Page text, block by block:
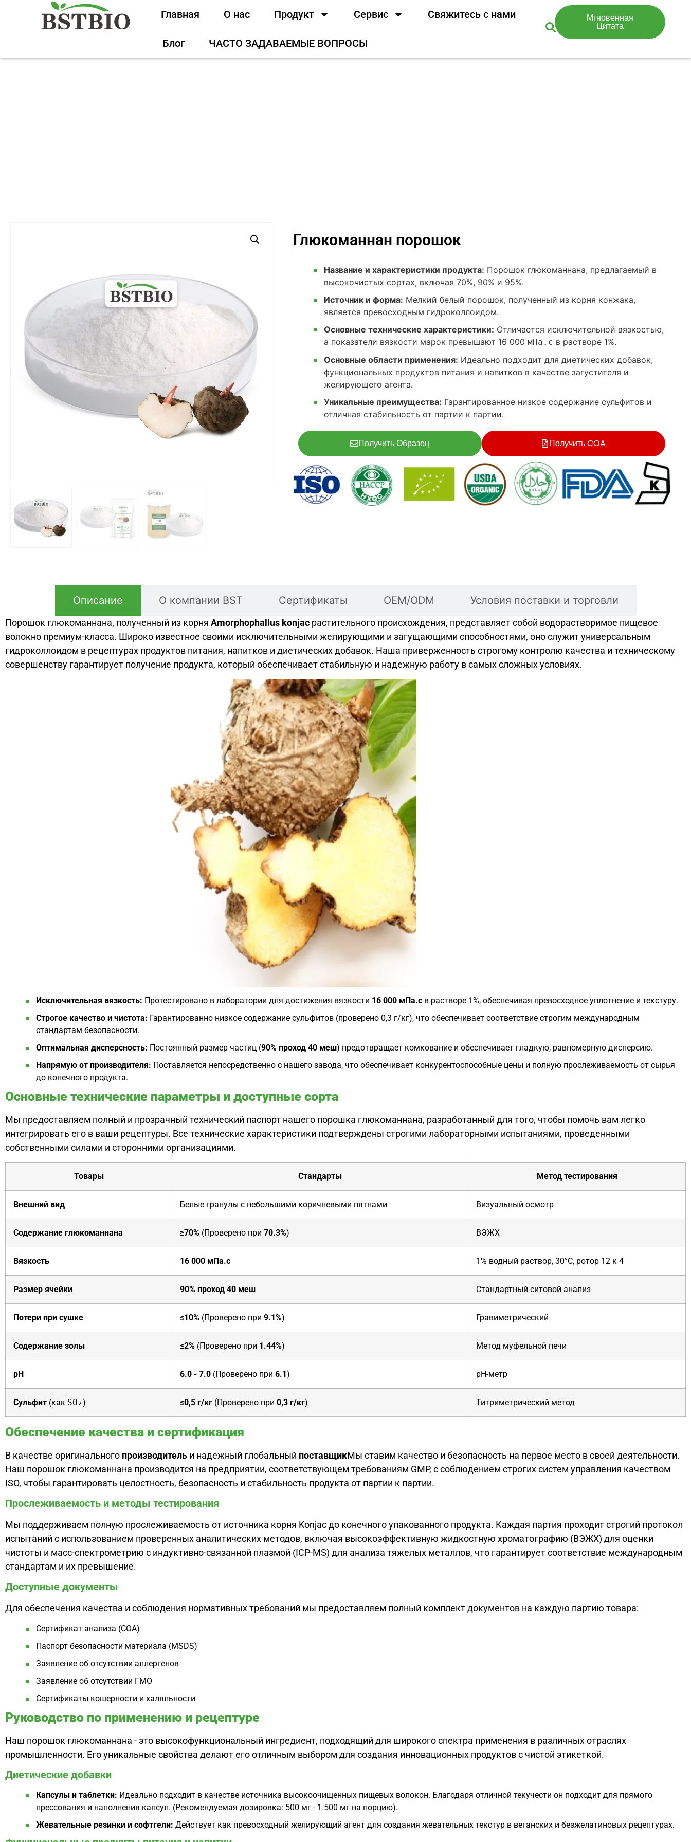
Главная О нас Продукт Сервис Свяжитесь с нами
Блог ЧАСТО ЗАДАВАЕМЫЕ ВОПРОСЫ
Мгновенная
Цитата
Глюкоманнан порошок
Название и характеристики продукта: Порошок глюкоманнана, предлагаемый в
высокочистых сортах, включая 70%, 90% и 95%.
Источник и форма: Мелкий белый порошок, полученный из корня конжака,
является превосходным гидроколлоидом.
Основные технические характеристики: Отличается исключительной вязкостью,
а показатели вязкости марок превышают 16 000 мПа.с в растворе 1%.
Основные области применения: Идеально подходит для диетических добавок,
функциональных продуктов питания и напитков в качестве загустителя и
желирующего агента.
Уникальные преимущества: Гарантированное низкое содержание сульфитов и
отличная стабильность от партии к партии.
Получить Образец Получить COA
Описание О компании BST Сертификаты OEM/ODM Условия поставки и торговли
Порошок глюкоманнана, полученный из корня Amorphophallus konjac растительного происхождения, представляет собой водорастворимое пищевое
волокно премиум-класса. Широко известное своими исключительными желирующими и загущающими способностями, оно служит универсальным
гидроколлоидом в рецептурах продуктов питания, напитков и диетических добавок. Наша приверженность строгому контролю качества и техническому
совершенству гарантирует получение продукта, который обеспечивает стабильную и надежную работу в самых сложных условиях.
Исключительная вязкость: Протестировано в лаборатории для достижения вязкости 16 000 мПа.с в растворе 1%, обеспечивая превосходное уплотнение и текстуру.
Строгое качество и чистота: Гарантированно низкое содержание сульфитов (проверено 0,3 г/кг), что обеспечивает соответствие строгим международным
стандартам безопасности.
Оптимальная дисперсность: Постоянный размер частиц (90% проход 40 меш) предотвращает комкование и обеспечивает гладкую, равномерную дисперсию.
Напрямую от производителя: Поставляется непосредственно с нашего завода, что обеспечивает конкурентоспособные цены и полную прослеживаемость от сырья
до конечного продукта.
Основные технические параметры и доступные сорта
Мы предоставляем полный и прозрачный технический паспорт нашего порошка глюкоманнана, разработанный для того, чтобы помочь вам легко
интегрировать его в ваши рецептуры. Все технические характеристики подтверждены строгими лабораторными испытаниями, проведенными
собственными силами и сторонними организациями.
Товары Стандарты Метод тестирования
Внешний вид Белые гранулы с небольшими коричневыми пятнами Визуальный осмотр
Содержание глюкоманнана ≥70% (Проверено при 70.3%) ВЭЖХ
Вязкость 16 000 мПа.с 1% водный раствор, 30°C, ротор 12 к 4
Размер ячейки 90% проход 40 меш Стандартный ситовой анализ
Потери при сушке ≤10% (Проверено при 9.1%) Гравиметрический
Содержание золы ≤2% (Проверено при 1.44%) Метод муфельной печи
pH 6.0 - 7.0 (Проверено при 6.1) pH-метр
Сульфит (как SO₂) ≤0,5 г/кг (Проверено при 0,3 г/кг) Титриметрический метод
Обеспечение качества и сертификация
В качестве оригинального производитель и надежный глобальный поставщикМы ставим качество и безопасность на первое место в своей деятельности.
Наш порошок глюкоманнана производится на предприятии, соответствующем требованиям GMP, с соблюдением строгих систем управления качеством
ISO, чтобы гарантировать целостность, безопасность и стабильность продукта от партии к партии.
Прослеживаемость и методы тестирования
Мы поддерживаем полную прослеживаемость от источника корня Konjac до конечного упакованного продукта. Каждая партия проходит строгий протокол
испытаний с использованием проверенных аналитических методов, включая высокоэффективную жидкостную хроматографию (ВЭЖХ) для оценки
чистоты и масс-спектрометрию с индуктивно-связанной плазмой (ICP-MS) для анализа тяжелых металлов, что гарантирует соответствие международным
стандартам и их превышение.
Доступные документы
Для обеспечения качества и соблюдения нормативных требований мы предоставляем полный комплект документов на каждую партию товара:
Сертификат анализа (COA)
Паспорт безопасности материала (MSDS)
Заявление об отсутствии аллергенов
Заявление об отсутствии ГМО
Сертификаты кошерности и халяльности
Руководство по применению и рецептуре
Наш порошок глюкоманнана - это высокофункциональный ингредиент, подходящий для широкого спектра применения в различных отраслях
промышленности. Его уникальные свойства делают его отличным выбором для создания инновационных продуктов с чистой этикеткой.
Диетические добавки
Капсулы и таблетки: Идеально подходит в качестве источника высокоочищенных пищевых волокон. Благодаря отличной текучести он подходит для прямого
прессования и наполнения капсул. (Рекомендуемая дозировка: 500 мг - 1 500 мг на порцию).
Жевательные резинки и софтгели: Действует как превосходный желирующий агент для создания жевательных текстур в веганских и безжелатиновых рецептурах.